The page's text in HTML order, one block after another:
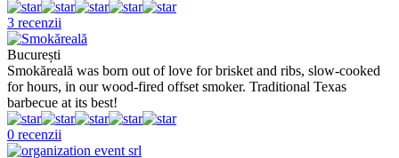
3 recenzii
București
Smokăreală was born out of love for brisket and ribs, slow-cooked
for hours, in our wood-fired offset smoker. Traditional Texas
barbecue at its best!
0 recenzii